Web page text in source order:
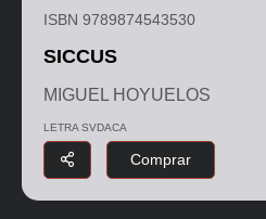
ISBN 9789874543530
SICCUS
MIGUEL HOYUELOS
LETRA SVDACA
Comprar